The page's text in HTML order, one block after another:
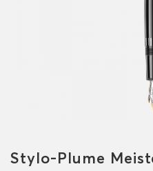
Stylo-Plume